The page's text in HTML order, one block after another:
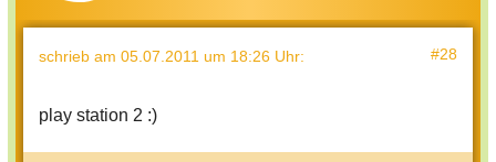
schrieb am 05.07.2011 um 18:26 Uhr: #28
play station 2 :)